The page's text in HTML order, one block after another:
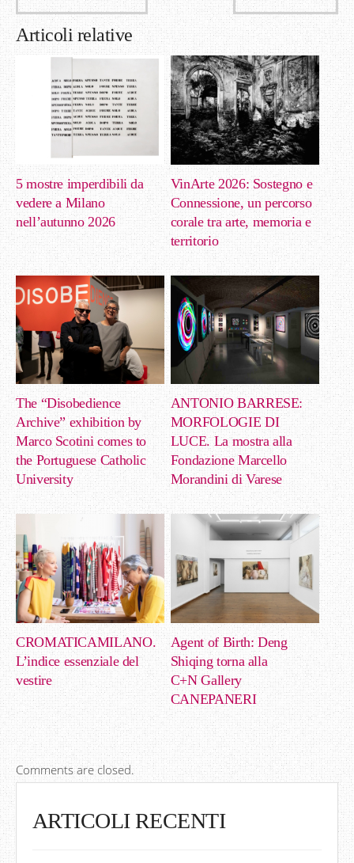
Articoli relative
5 mostre imperdibili da
vedere a Milano
nell’autunno 2026
VinArte 2026: Sostegno e
Connessione, un percorso
corale tra arte, memoria e
territorio
The “Disobedience
Archive” exhibition by
Marco Scotini comes to
the Portuguese Catholic
University
ANTONIO BARRESE:
MORFOLOGIE DI
LUCE. La mostra alla
Fondazione Marcello
Morandini di Varese
CROMATICAMILANO.
L’indice essenziale del
vestire
Agent of Birth: Deng
Shiqing torna alla
C+N Gallery
CANEPANERI
Comments are closed.
ARTICOLI RECENTI